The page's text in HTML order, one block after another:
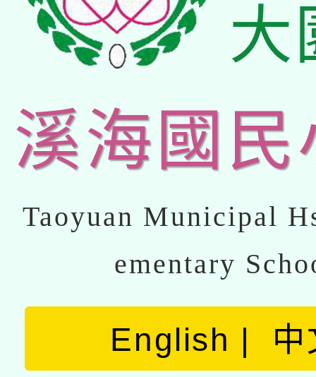
大
溪海國民
Taoyuan Municipal
ementary
English 中